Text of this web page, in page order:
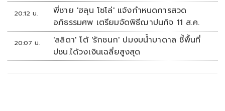
20:12 น.
พี่ชาย 'ฮลุน โซโล่' แจ้งกำหนดการสวด
อภิธรรมศพ เตรียมจัดพิธีฌาปนกิจ 11 ส.ค.
20:07 น.
'ลลิดา' โต้ 'รักชนก' ปมงบน้ำบาดาล ชี้พื้นที่
ปชน.ได้วงเงินเฉลี่ยสูงสุด